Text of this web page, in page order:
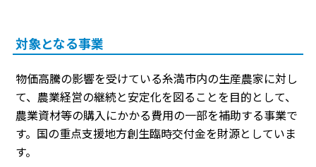
対象となる事業
物価高騰の影響を受けている糸満市内の生産農家に対し
て、農業経営の継続と安定化を図ることを目的として、
農業資材等の購入にかかる費用の一部を補助する事業で
す。国の重点支援地方創生臨時交付金を財源としていま
す。